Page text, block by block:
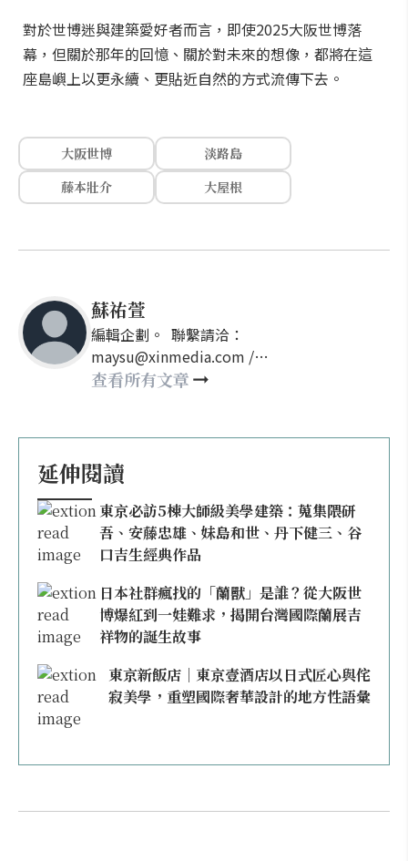
對於世博迷與建築愛好者而言，即使2025大阪世博落
幕，但關於那年的回憶、關於對未來的想像，都將在這
座島嶼上以更永續、更貼近自然的方式流傳下去。
大阪世博
淡路島
藤本壯介
大屋根
蘇祐萱
編輯企劃。 聯繫請洽：
maysu@xinmedia.com /
may860527@gmail.com
查看所有文章
延伸閱讀
東京必訪5棟大師級美學建築：蒐集隈研
吾、安藤忠雄、妹島和世、丹下健三、谷
口吉生經典作品
日本社群瘋找的「蘭獸」是誰？從大阪世
博爆紅到一娃難求，揭開台灣國際蘭展吉
祥物的誕生故事
東京新飯店｜東京壹酒店以日式匠心與侘
寂美學，重塑國際奢華設計的地方性語彙